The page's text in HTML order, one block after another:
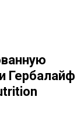
Гербалайф